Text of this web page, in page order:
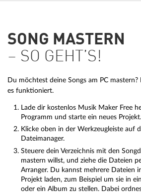
SONG MASTERN
– SO GEHT’S!
Du möchtest deine Songs am PC
es funktioniert.
Lade dir kostenlos Musik Maker Free
Programm und starte ein neues Projekt.
Klicke oben in der Werkzeugleiste auf
Dateimanager.
Steuere dein Verzeichnis mit den
mastern willst, und ziehe die Dateien
Arranger. Du kannst mehrere Dateien
Projekt laden, zum Beispiel um sie in
oder ein Album zu stellen. Dabei